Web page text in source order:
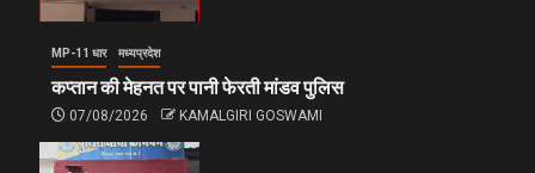
MP-11 धार मध्यप्रदेश
कप्तान की मेहनत पर पानी फेरती मांडव पुलिस
07/08/2026 KAMALGIRI GOSWAMI